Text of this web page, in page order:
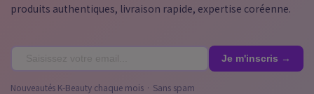
produits authentiques, livraison rapide, expertise coréenne.
Nouveautés K-Beauty chaque mois · Sans spam